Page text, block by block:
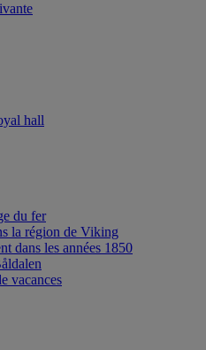
hall
du fer
la région de Viking
dans les années 1850
vacances